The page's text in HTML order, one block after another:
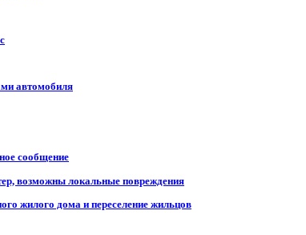
автомобиля
сообщение
возможны локальные повреждения
жилого дома и переселение жильцов